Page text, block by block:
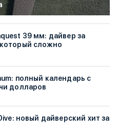
39 мм: дайвер за
сложно
полный календарь с
долларов
новый дайверский хит за